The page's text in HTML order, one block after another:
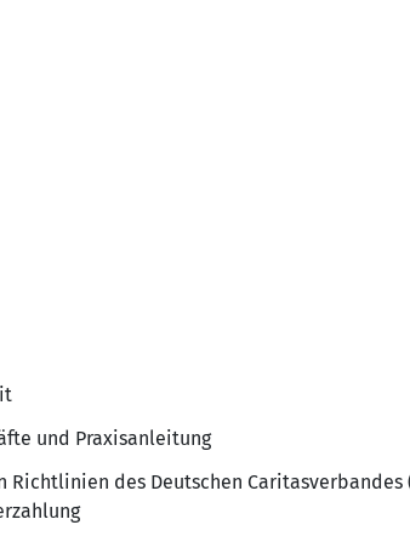
und Praxisanleitung
des Deutschen Caritasverbandes